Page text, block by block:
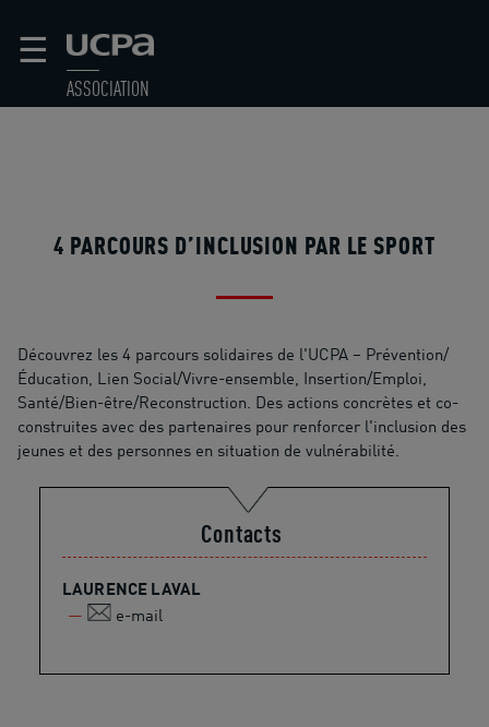
☰
ASSOCIATION
4 PARCOURS D’INCLUSION PAR LE SPORT
Découvrez les 4 parcours solidaires de l'UCPA – Prévention/
Éducation, Lien Social/Vivre-ensemble, Insertion/Emploi,
Santé/Bien-être/Reconstruction. Des actions concrètes et co-
construites avec des partenaires pour renforcer l'inclusion des
jeunes et des personnes en situation de vulnérabilité.
Contacts
LAURENCE LAVAL
e-mail